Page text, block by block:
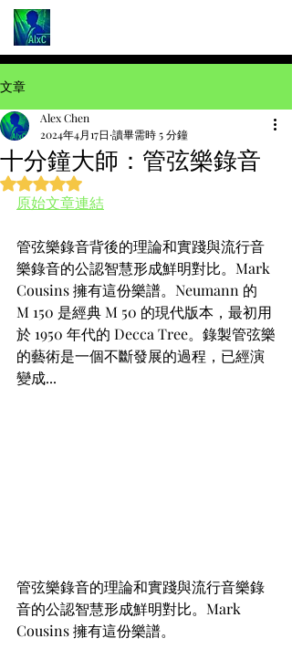
文章
十分鐘大師：管弦樂錄音
Alex Chen
2024年4月17日 讀畢需時 5 分鐘
評等為 NaN（最高為 5 顆星）。
原始文章連結
管弦樂錄音背後的理論和實踐與流行音
樂錄音的公認智慧形成鮮明對比。Mark
Cousins 擁有這份樂譜。Neumann 的
M 150 是經典 M 50 的現代版本，最初用
於 1950 年代的 Decca Tree。錄製管弦樂
的藝術是一個不斷發展的過程，已經演
變成...
管弦樂錄音的理論和實踐與流行音樂錄
音的公認智慧形成鮮明對比。Mark
Cousins 擁有這份樂譜。